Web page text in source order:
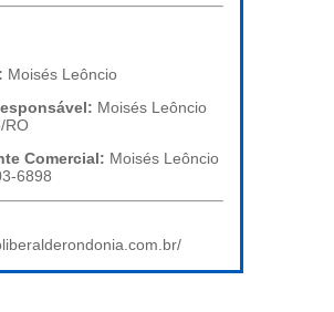
Moisés Leôncio
Moisés Leôncio
RO
Comercial: Moisés Leôncio
6898